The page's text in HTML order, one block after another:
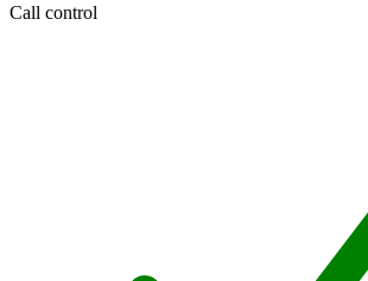
Call control